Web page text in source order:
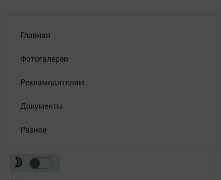
Главная
Фотогалереи
Рекламодателям
Документы
Разное